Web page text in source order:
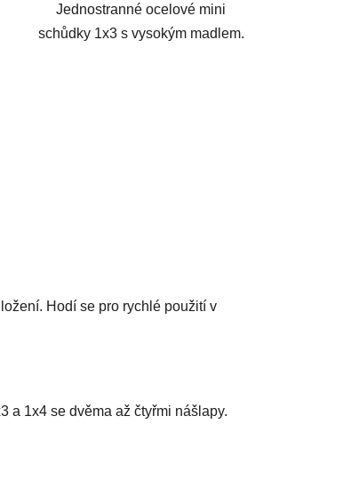
Jednostranné ocelové mini
schůdky 1x3 s vysokým madlem.
Hodí se pro rychlé použití v
a 1x4 se dvěma až čtyřmi nášlapy.